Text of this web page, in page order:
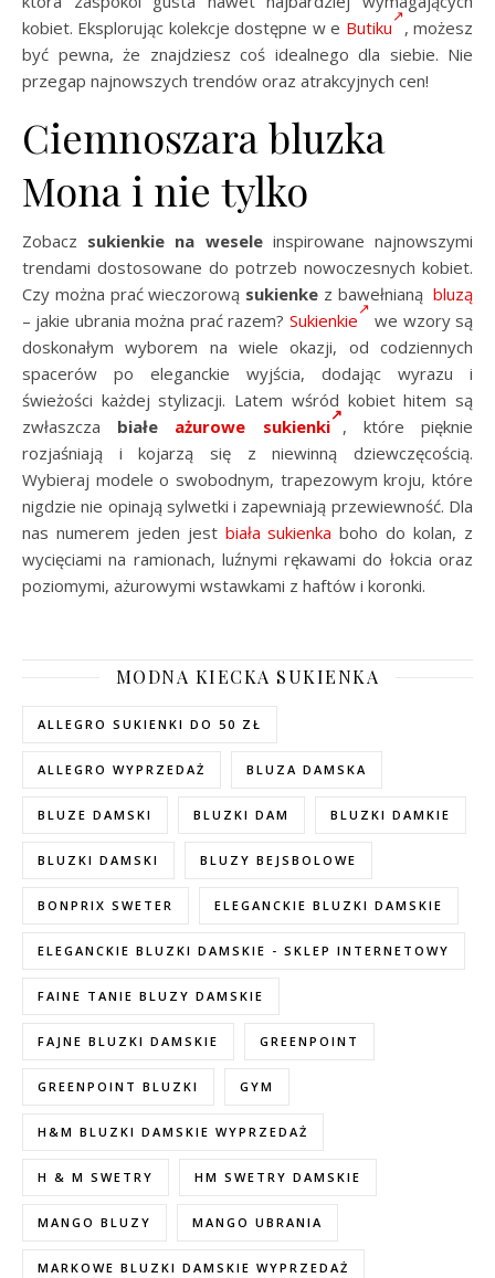
kobiet. Eksplorując kolekcje dostępne w e Butiku
, możesz
być pewna, że znajdziesz coś idealnego dla siebie. Nie
przegap najnowszych trendów oraz atrakcyjnych cen!
Ciemnoszara bluzka
Mona i nie tylko
Zobacz sukienkie na weseleinspirowane najnowszymi
trendami dostosowane do potrzeb nowoczesnych kobiet.
Czy można prać wieczorową sukienke z bawełnianą bluzą
– jakie ubrania można prać razem? Sukienkie
we wzory są
doskonałym wyborem na wiele okazji, od codziennych
spacerów po eleganckie wyjścia, dodając wyrazu i
świeżości każdej stylizacji. Latem wśród kobiet hitem są
zwłaszcza białe ażurowe sukienki
, które pięknie
rozjaśniają i kojarzą się z niewinną dziewczęcością.
Wybieraj modele o swobodnym, trapezowym kroju, które
nigdzie nie opinają sylwetki i zapewniają przewiewność. Dla
nas numerem jeden jest biała sukienka boho do kolan, z
wycięciami na ramionach, luźnymi rękawami do łokcia oraz
poziomymi, ażurowymi wstawkami z haftów i koronki.
MODNA KIECKA SUKIENKA
ALLEGRO SUKIENKI DO 50 ZŁ
ALLEGRO WYPRZEDAŻ BLUZA DAMSKA
BLUZE DAMSKI BLUZKI DAM BLUZKI DAMKIE
BLUZKI DAMSKI BLUZY BEJSBOLOWE
BONPRIX SWETER ELEGANCKIE BLUZKI DAMSKIE
ELEGANCKIE BLUZKI DAMSKIE - SKLEP INTERNETOWY
FAINE TANIE BLUZY DAMSKIE
FAJNE BLUZKI DAMSKIE GREENPOINT
GREENPOINT BLUZKI GYM
H&M BLUZKI DAMSKIE WYPRZEDAŻ
H & M SWETRY HM SWETRY DAMSKIE
MANGO BLUZY MANGO UBRANIA
MARKOWE BLUZKI DAMSKIE WYPRZEDAŻ